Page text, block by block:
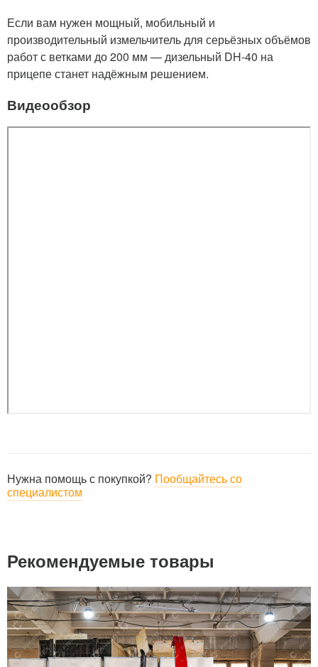
Если вам нужен мощный, мобильный и
производительный измельчитель для серьёзных объёмов
работ с ветками до 200 мм — дизельный DH-40 на
прицепе станет надёжным решением.
Видеообзор
Нужна помощь с покупкой? Пообщайтесь со
специалистом
Рекомендуемые товары